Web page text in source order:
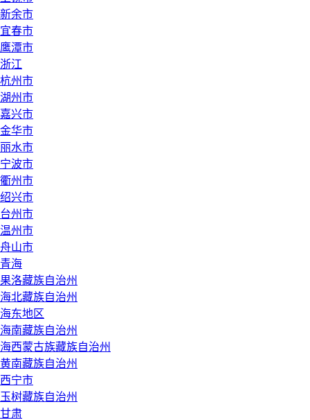
新余市
宜春市
鹰潭市
浙江
杭州市
湖州市
嘉兴市
金华市
丽水市
宁波市
衢州市
绍兴市
台州市
温州市
舟山市
青海
果洛藏族自治州
海北藏族自治州
海东地区
海南藏族自治州
海西蒙古族藏族自治州
黄南藏族自治州
西宁市
玉树藏族自治州
甘肃